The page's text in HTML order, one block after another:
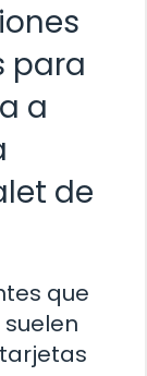
para
a
de
que